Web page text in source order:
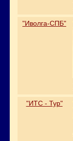
"Иволга-СПБ"
"ИТС - Тур"